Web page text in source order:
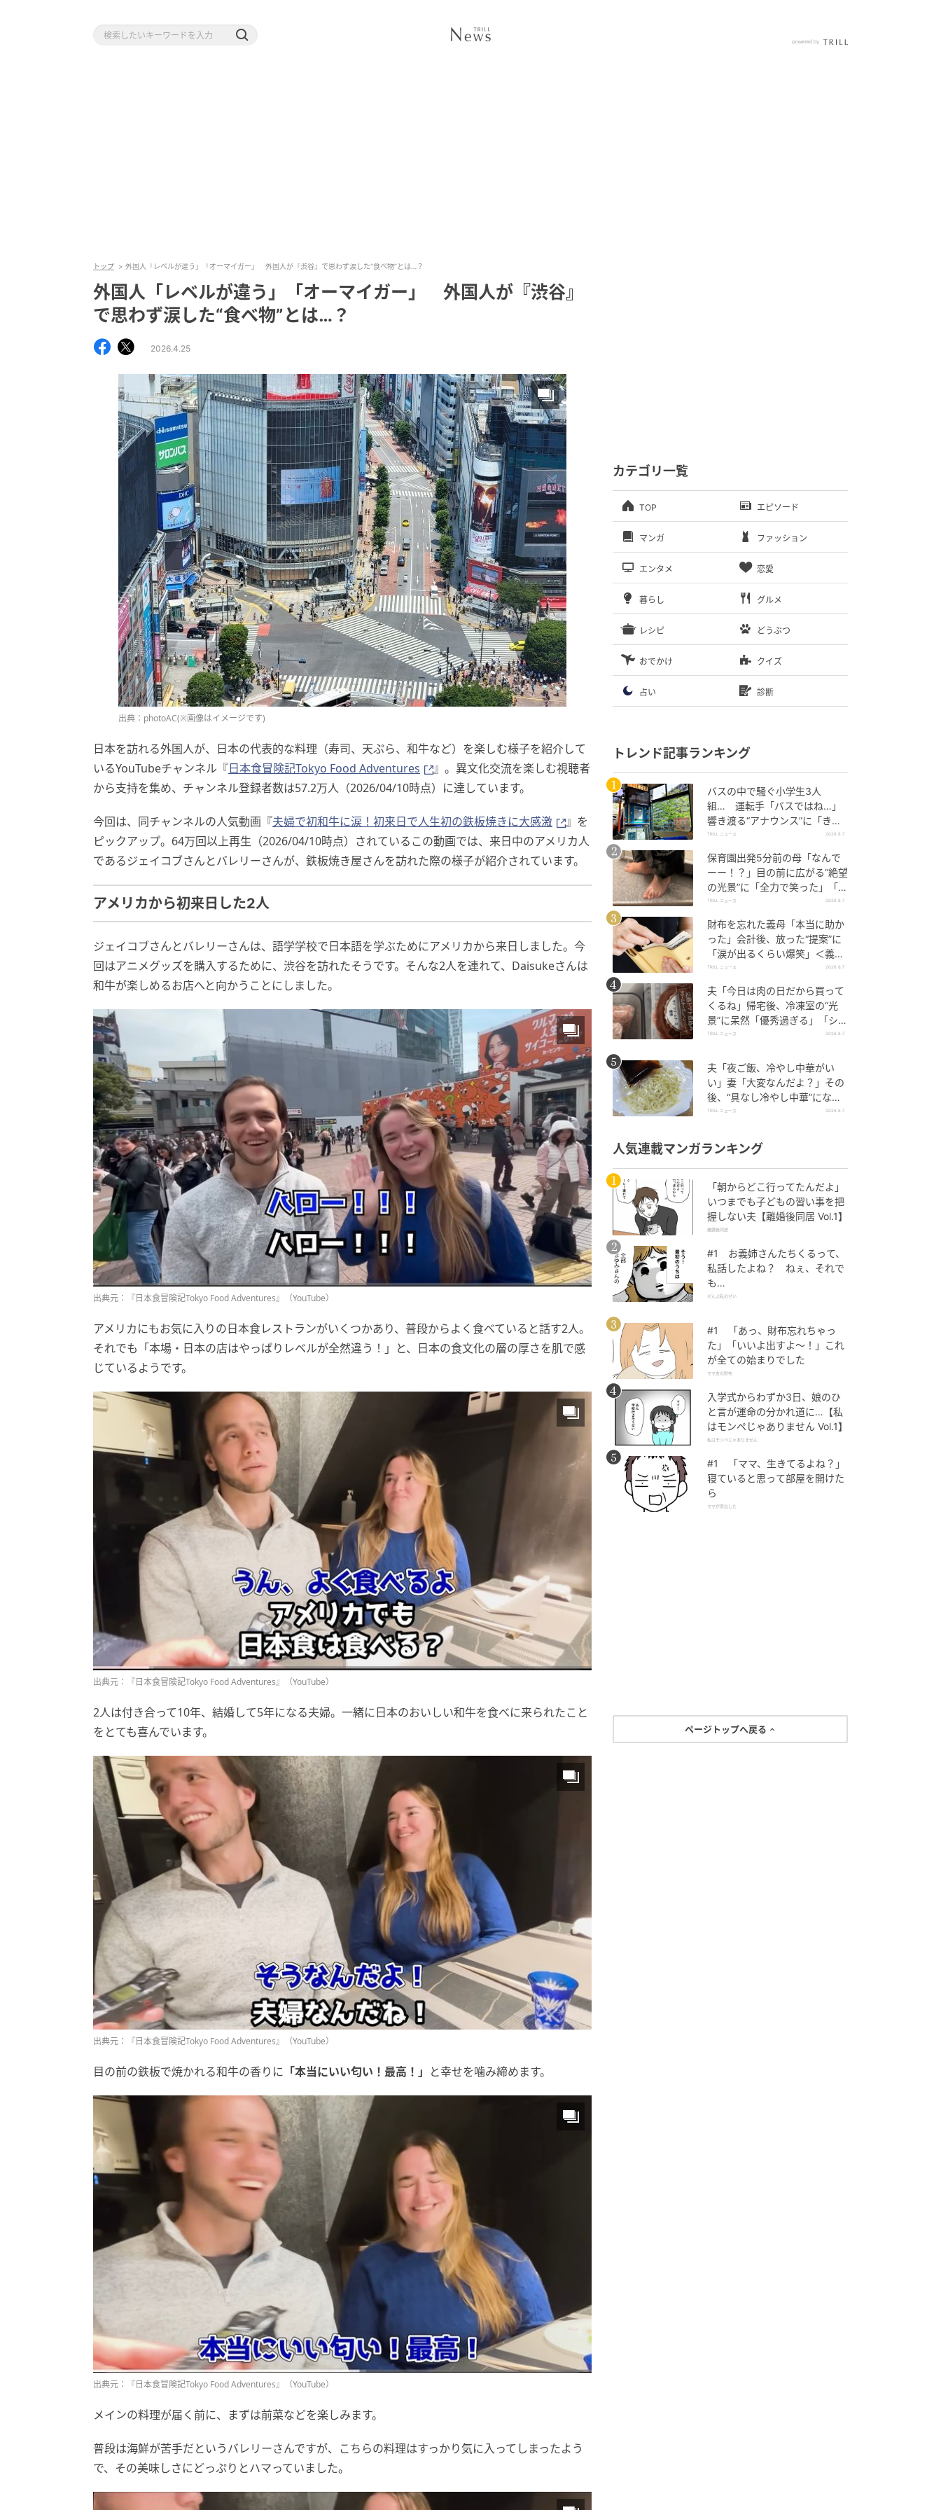
トップ 外国人「レベルが違う」「オーマイガー」 外国人が『渋谷』で思わず涙した“食べ物”とは…？
外国人「レベルが違う」「オーマイガー」 外国人が『渋谷』
で思わず涙した“食べ物”とは…？
2026.4.25
出典：photoAC(※画像はイメージです)
日本を訪れる外国人が、日本の代表的な料理（寿司、天ぷら、和牛など）を楽しむ様子を紹介して
いるYouTubeチャンネル『日本食冒険記Tokyo Food Adventures
』。異文化交流を楽しむ視聴者
から支持を集め、チャンネル登録者数は57.2万人（2026/04/10時点）に達しています。
今回は、同チャンネルの人気動画『夫婦で初和牛に涙！初来日で人生初の鉄板焼きに大感激
』を
ピックアップ。64万回以上再生（2026/04/10時点）されているこの動画では、来日中のアメリカ人
であるジェイコブさんとバレリーさんが、鉄板焼き屋さんを訪れた際の様子が紹介されています。
アメリカから初来日した2人
ジェイコブさんとバレリーさんは、語学学校で日本語を学ぶためにアメリカから来日しました。今
回はアニメグッズを購入するために、渋谷を訪れたそうです。そんな2人を連れて、Daisukeさんは
和牛が楽しめるお店へと向かうことにしました。
出典元：『日本食冒険記Tokyo Food Adventures』（YouTube）
アメリカにもお気に入りの日本食レストランがいくつかあり、普段からよく食べていると話す2人。
それでも「本場・日本の店はやっぱりレベルが全然違う！」と、日本の食文化の層の厚さを肌で感
じているようです。
出典元：『日本食冒険記Tokyo Food Adventures』（YouTube）
2人は付き合って10年、結婚して5年になる夫婦。一緒に日本のおいしい和牛を食べに来られたこと
をとても喜んでいます。
出典元：『日本食冒険記Tokyo Food Adventures』（YouTube）
目の前の鉄板で焼かれる和牛の香りに 「本当にいい匂い！最高！」 と幸せを噛み締めます。
出典元：『日本食冒険記Tokyo Food Adventures』（YouTube）
メインの料理が届く前に、まずは前菜などを楽しみます。
普段は海鮮が苦手だというバレリーさんですが、こちらの料理はすっかり気に入ってしまったよう
で、その美味しさにどっぷりとハマっていました。
カテゴリ一覧
TOP エピソード
マンガ ファッション
エンタメ 恋愛
暮らし グルメ
レシピ どうぶつ
おでかけ クイズ
占い 診断
トレンド記事ランキング
バスの中で騒ぐ小学生3人
組… 運転手「バスではね…」
響き渡る“アナウンス”に「きっ
といい経験になった」
TRILL ニュース 2026.8.7
保育園出発5分前の母「なんで
ーー！？」目の前に広がる“絶望
の光景”に「全力で笑った」「本
当にお疲れさまです」
TRILL ニュース 2026.8.7
財布を忘れた義母「本当に助か
った」会計後、放った“提案”に
「涙が出るくらい爆笑」＜義母
エピソード2選＞
TRILL ニュース 2026.8.7
夫「今日は肉の日だから買って
くるね」帰宅後、冷凍室の“光
景”に呆然「優秀過ぎる」「シゴ
デキすぎ」
TRILL ニュース 2026.8.7
夫「夜ご飯、冷やし中華がい
い」妻「大変なんだよ？」その
後、“具なし冷やし中華”になっ
たワケ
TRILL ニュース 2026.8.7
人気連載マンガランキング
「朝からどこ行ってたんだよ」
いつまでも子どもの習い事を把
握しない夫【離婚後同居 Vol.1】
離婚後同居
#1 お義姉さんたちくるって、
私話したよね？ ねぇ、それで
も…
ぜんぶ私のせい
#1 「あっ、財布忘れちゃっ
た」「いいよ出すよ〜！」これ
が全ての始まりでした
ママ友の財布
入学式からわずか3日、娘のひ
と言が運命の分かれ道に…【私
はモンペじゃありません Vol.1】
私はモンペじゃありません
#1 「ママ、生きてるよね？」
寝ていると思って部屋を開けた
ら
ママが家出した
ページトップへ戻る